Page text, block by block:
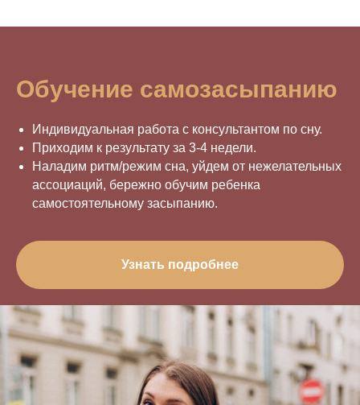
Обучение самозасыпанию
Индивидуальная работа с консультантом по сну.
Приходим к результату за 3-4 недели.
Наладим ритм/режим сна, уйдем от нежелательных
ассоциаций, бережно обучим ребенка
самостоятельному засыпанию.
Узнать подробнее